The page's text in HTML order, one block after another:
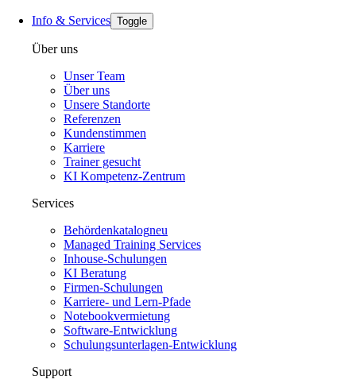
Info & Services Toggle
Über uns
Unser Team
Über uns
Unsere Standorte
Referenzen
Kundenstimmen
Karriere
Trainer gesucht
KI Kompetenz-Zentrum
Services
Behördenkatalogneu
Managed Training Services
Inhouse-Schulungen
KI Beratung
Firmen-Schulungen
Karriere- und Lern-Pfade
Notebookvermietung
Software-Entwicklung
Schulungsunterlagen-Entwicklung
Support